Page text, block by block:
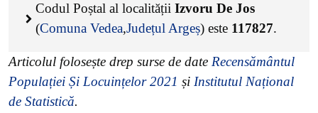
Codul Poștal al localității Izvoru De Jos
(Comuna Vedea,Județul Argeș) este 117827.
Articolul folosește drep surse de date Recensământul
Populației Și Locuințelor 2021 și Institutul Național
de Statistică.